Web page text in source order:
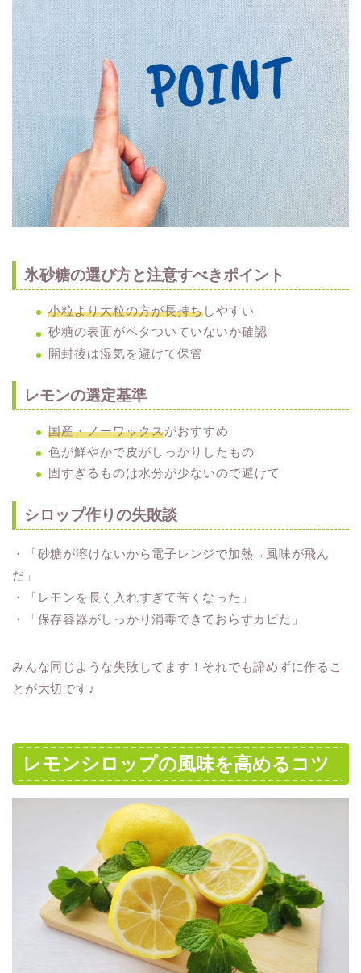
氷砂糖の選び方と注意すべきポイント
小粒より大粒の方が長持ちしやすい
砂糖の表面がベタついていないか確認
開封後は湿気を避けて保管
レモンの選定基準
国産・ノーワックスがおすすめ
色が鮮やかで皮がしっかりしたもの
固すぎるものは水分が少ないので避けて
シロップ作りの失敗談
・「砂糖が溶けないから電子レンジで加熱→風味が飛ん
だ」
・「レモンを長く入れすぎて苦くなった」
・「保存容器がしっかり消毒できておらずカビた」
みんな同じような失敗してます！それでも諦めずに作るこ
とが大切です♪
レモンシロップの風味を高めるコツ